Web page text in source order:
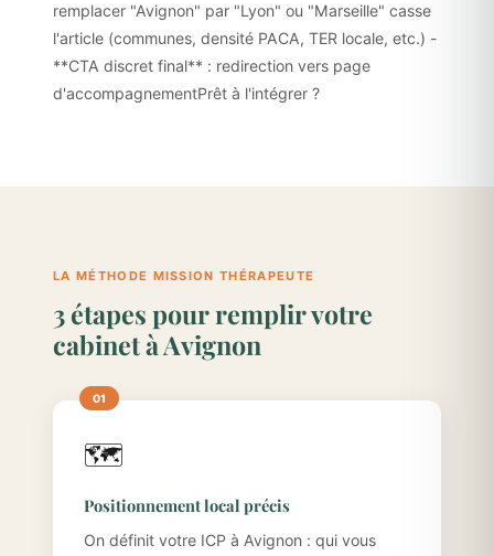
remplacer "Avignon" par "Lyon" ou "Marseille" casse
l'article (communes, densité PACA, TER locale, etc.) -
**CTA discret final** : redirection vers page
d'accompagnementPrêt à l'intégrer ?
LA MÉTHODE MISSION THÉRAPEUTE
3 étapes pour remplir votre
cabinet à Avignon
🗺️
Positionnement local précis
On définit votre ICP à Avignon : qui vous